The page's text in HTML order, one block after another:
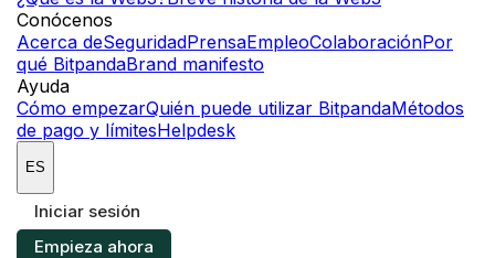
Conócenos
Acerca deSeguridadPrensaEmpleoColaboraciónPor
qué BitpandaBrand manifesto
Ayuda
Cómo empezarQuién puede utilizar BitpandaMétodos
de pago y límitesHelpdesk
ES
Iniciar sesión
Empieza ahora